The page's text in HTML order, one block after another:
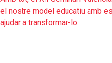
el nostre model educatiu amb
ajudar a transformar-lo.